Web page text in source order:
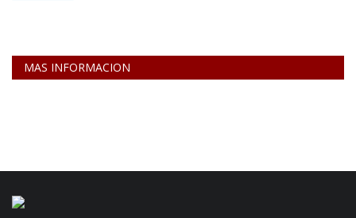
MAS INFORMACION